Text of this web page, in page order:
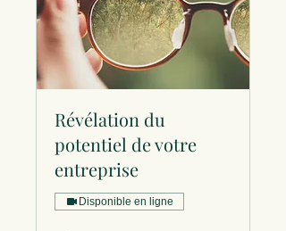
Révélation du
potentiel de votre
entreprise
Disponible en ligne